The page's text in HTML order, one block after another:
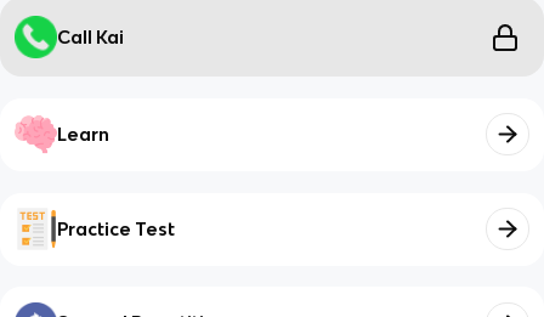
Call Kai
Learn
Practice Test